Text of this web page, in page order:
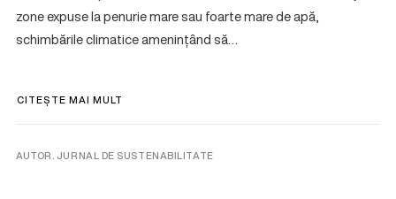
zone expuse la penurie mare sau foarte mare de apă,
schimbările climatice amenințând să…
CITEȘTE MAI MULT
AUTOR. JURNAL DE SUSTENABILITATE